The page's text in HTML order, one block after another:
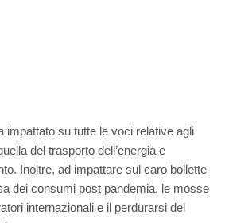
impattato su tutte le voci relative agli
del trasporto dell’energia e
Inoltre, ad impattare sul caro bollette
dei consumi post pandemia, le mosse
internazionali e il perdurarsi del